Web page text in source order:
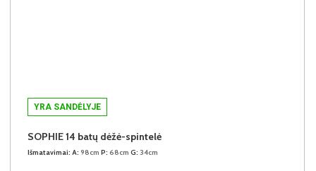
YRA SANDĖLYJE
SOPHIE 14 batų dėžė-spintelė
Išmatavimai: A: 98cm P: 68cm G: 34cm